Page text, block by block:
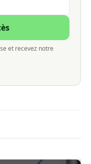
et recevez notre